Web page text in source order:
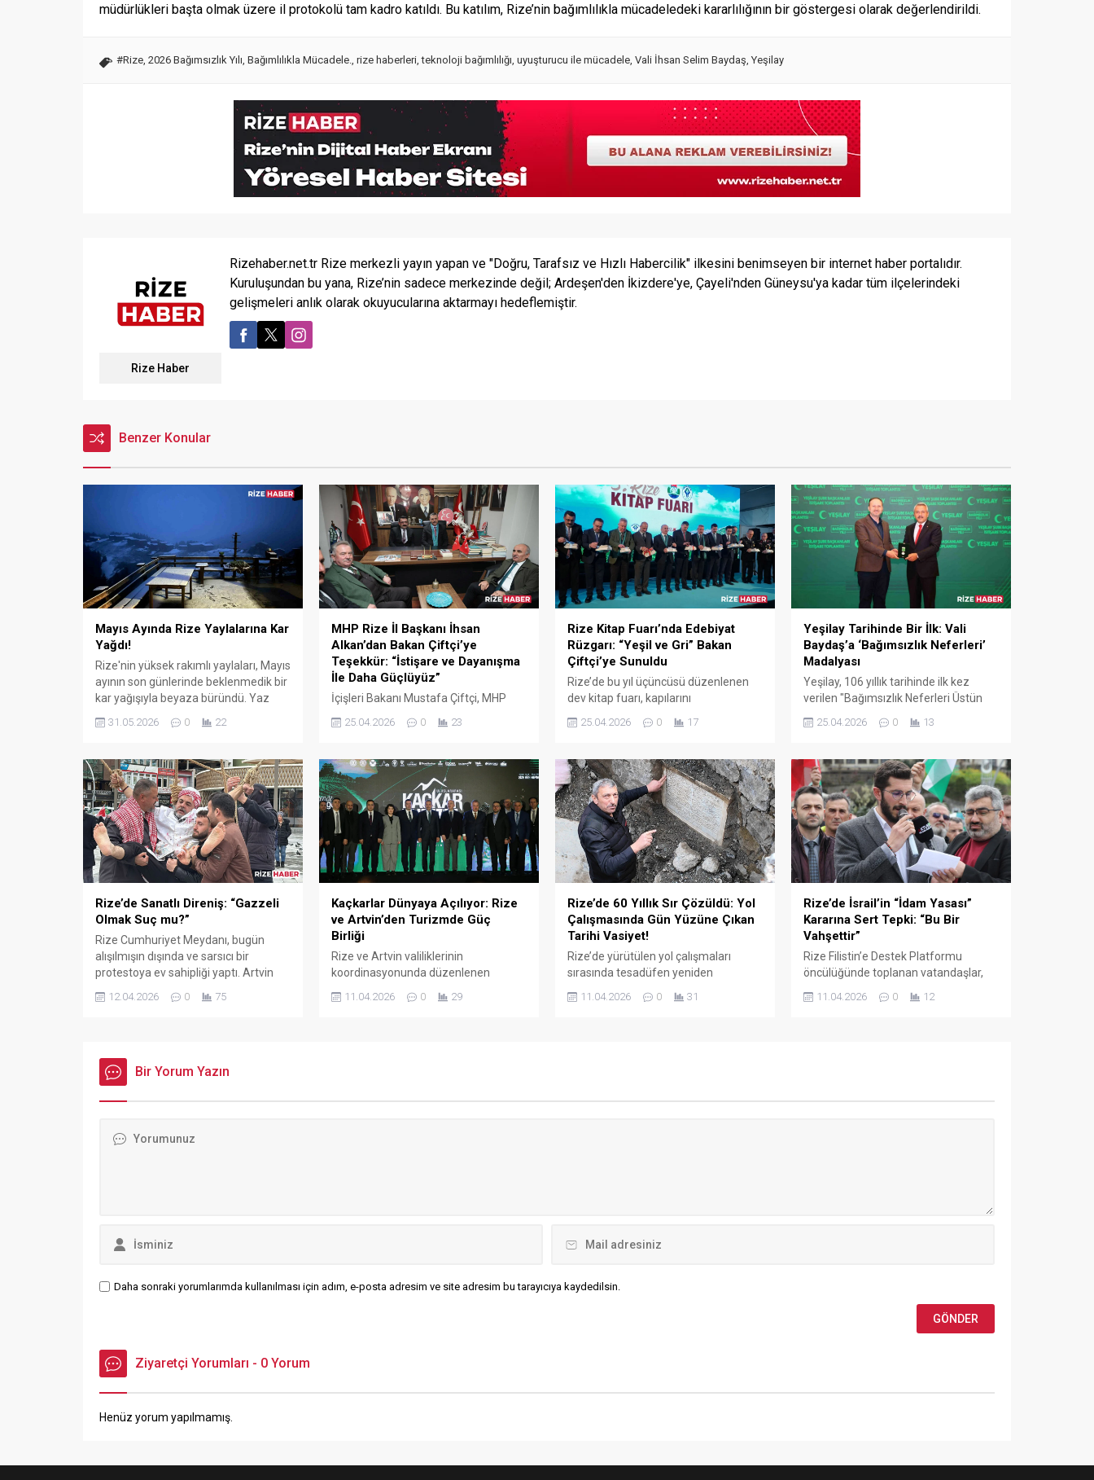
müdürlükleri başta olmak üzere il protokolü tam kadro katıldı. Bu katılım, Rize’nin bağımlılıkla mücadeledeki kararlılığının bir göstergesi olarak değerlendirildi.
#Rize 2026 Bağımsızlık Yılı Bağımlılıkla Mücadele. rize haberleri ,teknoloji bağımlılığı uyuşturucu ile mücadele Vali İhsan Selim Baydaş Yeşilay
Rize Haber
Rizehaber.net.tr Rize merkezli yayın yapan ve "Doğru, Tarafsız ve Hızlı Habercilik" ilkesini benimseyen bir internet haber portalıdır.
Kuruluşundan bu yana, Rize’nin sadece merkezinde değil; Ardeşen'den İkizdere'ye, Çayeli'nden Güneysu'ya kadar tüm ilçelerindeki
gelişmeleri anlık olarak okuyucularına aktarmayı hedeflemiştir.
Benzer Konular
Mayıs Ayında Rize Yaylalarına Kar
Yağdı!
Rize'nin yüksek rakımlı yaylaları, Mayıs
ayının son günlerinde beklenmedik bir
kar yağışıyla beyaza büründü. Yaz
mevsimini bekleyen vatandaşlar,
karşılaştıkları kış manzarası karşısında
31.05.2026 0 22
MHP Rize İl Başkanı İhsan
Alkan’dan Bakan Çiftçi’ye
Teşekkür: “İstişare ve Dayanışma
İle Daha Güçlüyüz”
İçişleri Bakanı Mustafa Çiftçi, MHP
Rize İl Başkanlığı’na anlamlı bir
ziyarette bulundu. Ziyaret sonrası
Alkan, "Bu kıymetli buluşma,
devletimizin gücünü ve birliğimizin
sarsılmaz olduğunu bir kez daha
göstermiştir" dedi.
25.04.2026 0 23
Rize Kitap Fuarı’nda Edebiyat
Rüzgarı: “Yeşil ve Gri” Bakan
Çiftçi’ye Sunuldu
Rize’de bu yıl üçüncüsü düzenlenen
dev kitap fuarı, kapılarını
kitapseverlere açtı. Fuarın en dikkat
çekici anı ise yazar Aytekin
hikâyesini konu alan "Yeşil ve Gri"
romanını Bakan Mustafa Çiftçi’ye
takdim etmesi oldu.
25.04.2026 0 17
Yeşilay Tarihinde Bir İlk: Vali
Baydaş’a ‘Bağımsızlık Neferleri’
Madalyası
Yeşilay, 106 yıllık tarihinde ilk kez
verilen "Bağımsızlık Neferleri Üstün
Hizmet Madalyası"nı, bağımlılıkla
mücadeledeki öncü çalışmalarıyla
Baydaş’a takdim etti.
25.04.2026 0 13
Rize’de Sanatlı Direniş: “Gazzeli
Olmak Suç mu?”
Rize Cumhuriyet Meydanı, bugün
alışılmışın dışında ve sarsıcı bir
protestoya ev sahipliği yaptı. Artvin
Kemal Sağlam, İsrail’in Filistinlilere
12.04.2026 0 75
Kaçkarlar Dünyaya Açılıyor: Rize
ve Artvin’den Turizmde Güç
Birliği
Rize ve Artvin valiliklerinin
koordinasyonunda düzenlenen
tanıtım toplantısı yapıldı. 17-18 Nisan
11.04.2026 0 29
Rize’de 60 Yıllık Sır Çözüldü: Yol
Çalışmasında Gün Yüzüne Çıkan
Tarihi Vasiyet!
Rize’de yürütülen yol çalışmaları
sırasında tesadüfen yeniden
Osmanlıca kitabesi okundu. Köprünün,
11.04.2026 0 31
Rize’de İsrail’in “İdam Yasası”
Kararına Sert Tepki: “Bu Bir
Vahşettir”
Rize Filistin’e Destek Platformu
öncülüğünde toplanan vatandaşlar,
hazırladığı sözde "idam yasası" ve
11.04.2026 0 12
Bir Yorum Yazın
Daha sonraki yorumlarımda kullanılması için adım, e-posta adresim ve site adresim bu tarayıcıya kaydedilsin.
Ziyaretçi Yorumları - 0 Yorum
Henüz yorum yapılmamış.